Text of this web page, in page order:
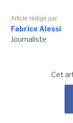
Article rédigé par
Fabrice Alessi
Journaliste
Cet